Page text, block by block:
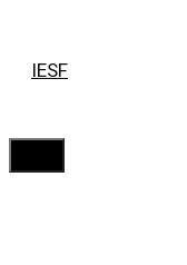
IESF